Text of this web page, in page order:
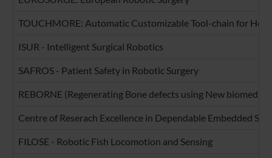
TOUCHMORE: Automatic Customizable Tool-chain for
ISUR - Intelligent Surgical Robotics
SAFROS - Patient Safety in Robotic Surgery
REBORNE (Regenerating Bone defects using New
Centre of Reserach Excellence in Dependable Embedded
FILOSE - Robotic Fish Locomotion and Sensing